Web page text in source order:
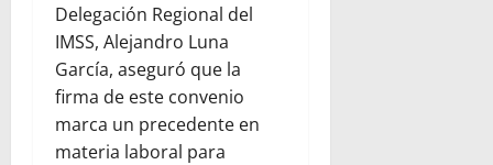
Delegación Regional del
IMSS, Alejandro Luna
García, aseguró que la
firma de este convenio
marca un precedente en
materia laboral para